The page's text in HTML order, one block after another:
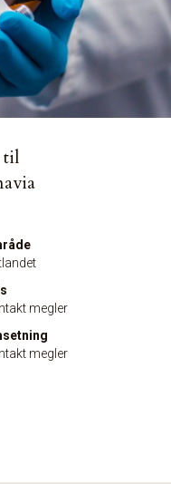
til
megler
megler